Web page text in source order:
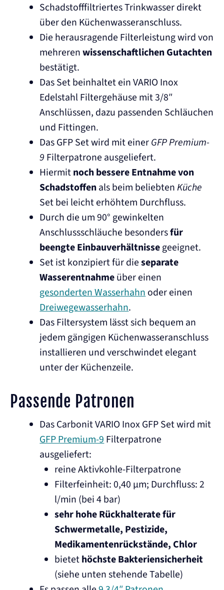
Schadstofffiltriertes Trinkwasser direkt
über den Küchenwasseranschluss.
Die herausragende Filterleistung wird von
mehrerenwissenschaftlichen Gutachten
bestätigt.
Das Set beinhaltet ein VARIO Inox
Edelstahl Filtergehäuse mit 3/8″
Anschlüssen, dazu passenden Schläuchen
und Fittingen.
Das GFP Set wird mit einerGFP Premium-
9 Filterpatrone ausgeliefert.
Hiermitnoch bessere Entnahme von
Schadstoffenals beim beliebtenKüche
Set bei leicht erhöhtem Durchfluss.
Durch die um 90° gewinkelten
Anschlussschläuche besondersfür
beengte Einbauverhältnissegeeignet.
Set ist konzipiert für dieseparate
Wasserentnahmeüber einen
gesonderten Wasserhahnoder einen
Dreiwegewasserhahn.
Das Filtersystem lässt sich bequem an
jedem gängigen Küchenwasseranschluss
installieren und verschwindet elegant
unter der Küchenzeile.
Passende Patronen
Das Carbonit VARIO Inox GFP Set wird mit
GFP Premium-9Filterpatrone
ausgeliefert:
reine Aktivkohle-Filterpatrone
Filterfeinheit: 0,40 µm; Durchfluss: 2
l/min (bei 4 bar)
sehr hohe Rückhalterate für
Schwermetalle, Pestizide,
Medikamentenrückstände, Chlor
bietethöchste Bakteriensicherheit
(siehe unten stehende Tabelle)